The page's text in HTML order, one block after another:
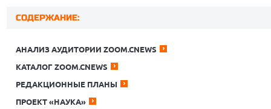
СОДЕРЖАНИЕ:
АНАЛИЗ АУДИТОРИИ ZOOM.CNEWS
КАТАЛОГ ZOOM.CNEWS
РЕДАКЦИОННЫЕ ПЛАНЫ
ПРОЕКТ «НАУКА»